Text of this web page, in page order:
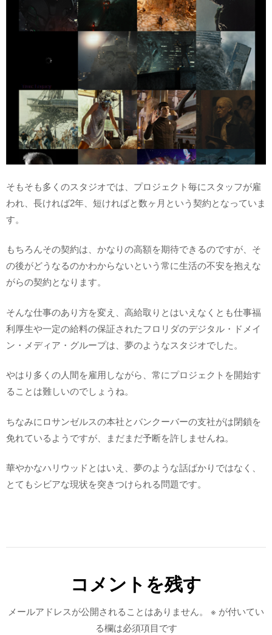
そもそも多くのスタジオでは、プロジェクト毎にスタッフが雇
われ、長ければ2年、短ければと数ヶ月という契約となっていま
す。
もちろんその契約は、かなりの高額を期待できるのですが、そ
の後がどうなるのかわからないという常に生活の不安を抱えな
がらの契約となります。
そんな仕事のあり方を変え、高給取りとはいえなくとも仕事福
利厚生や一定の給料の保証されたフロリダのデジタル・ドメイ
ン・メディア・グループは、夢のようなスタジオでした。
やはり多くの人間を雇用しながら、常にプロジェクトを開始す
ることは難しいのでしょうね。
ちなみにロサンゼルスの本社とバンクーバーの支社がは閉鎖を
免れているようですが、まだまだ予断を許しませんね。
華やかなハリウッドとはいえ、夢のような話ばかりではなく、
とてもシビアな現状を突きつけられる問題です。
コメントを残す
メールアドレスが公開されることはありません。 ※ が付いてい
る欄は必須項目です